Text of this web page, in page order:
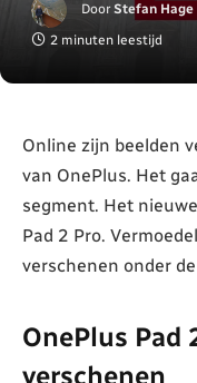
Door Stefan Hage
2 minuten leestijd
Online zijn beelden
van OnePlus. Het
segment. Het
Pad 2 Pro.
verschenen onder
OnePlus Pad
verschenen